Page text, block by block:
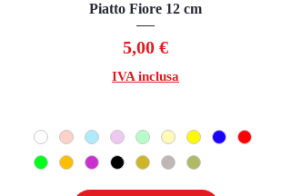
Piatto Fiore 12 cm
Prezzo
5,00 €
IVA inclusa